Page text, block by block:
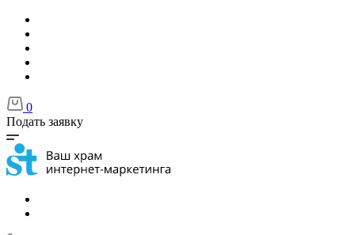
0
Подать заявку